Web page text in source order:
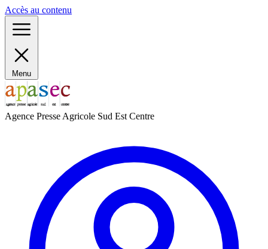
Accès au contenu
Menu
Agence Presse Agricole Sud Est Centre
Panneau de gestion des cookies